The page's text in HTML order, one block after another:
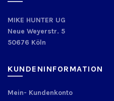
MIKE HUNTER UG
Neue Weyerstr. 5
50676 Köln
KUNDENINFORMATION
Mein- Kundenkonto